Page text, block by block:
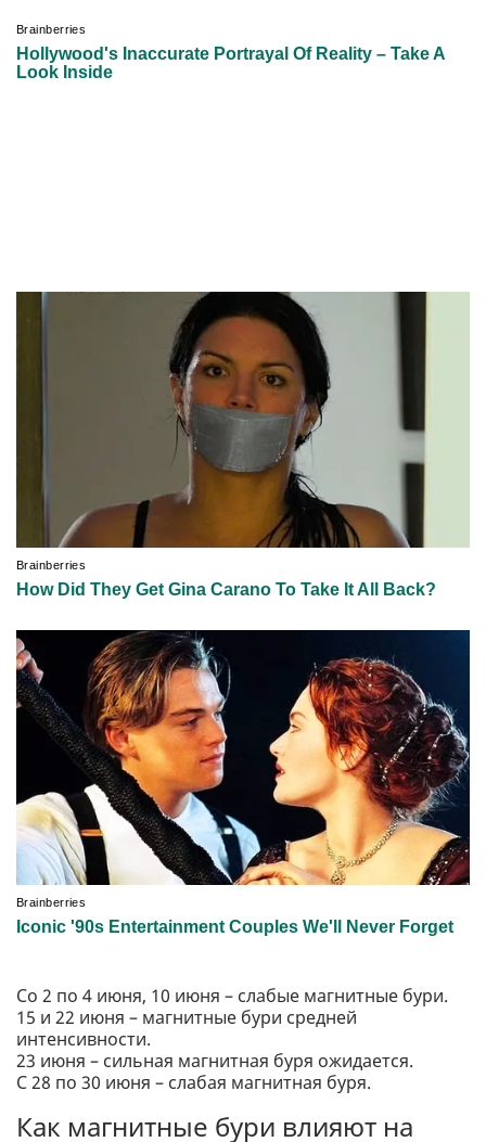
Со 2 по 4 июня, 10 июня – слабые магнитные бури.
15 и 22 июня – магнитные бури средней
интенсивности.
23 июня – сильная магнитная буря ожидается.
С 28 по 30 июня – слабая магнитная буря.
Как магнитные бури влияют на